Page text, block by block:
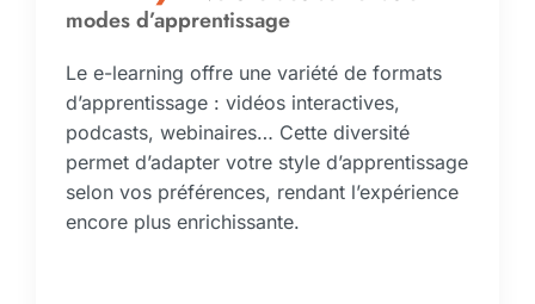
modes d’apprentissage
Le e-learning offre une variété de formats
d’apprentissage : vidéos interactives,
podcasts, webinaires… Cette diversité
permet d’adapter votre style d’apprentissage
selon vos préférences, rendant l’expérience
encore plus enrichissante.